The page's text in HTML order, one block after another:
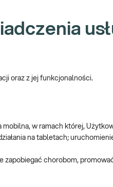
oraz z jej funkcjonalności.
w ramach której,
na tabletach;
zapobiegać chorobom,